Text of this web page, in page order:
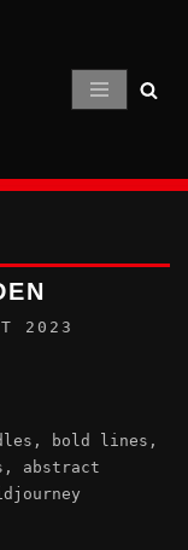
2023
bold lines,
abstract